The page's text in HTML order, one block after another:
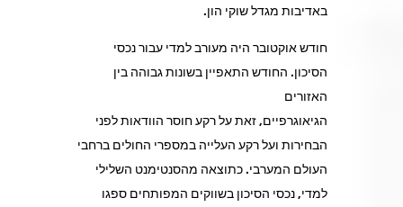
באדיבות מגדל שוקי הון.
חודש אוקטובר היה מעורב למדי עבור נכסי
הסיכון. החודש התאפיין בשונות גבוהה בין
האזורים
הגיאוגרפיים, זאת על רקע חוסר הוודאות לפני
הבחירות ועל רקע העלייה במספרי החולים ברחבי
העולם המערבי. כתוצאה מהסנטימנט השלילי
למדי, נכסי הסיכון בשווקים המפותחים ספגו